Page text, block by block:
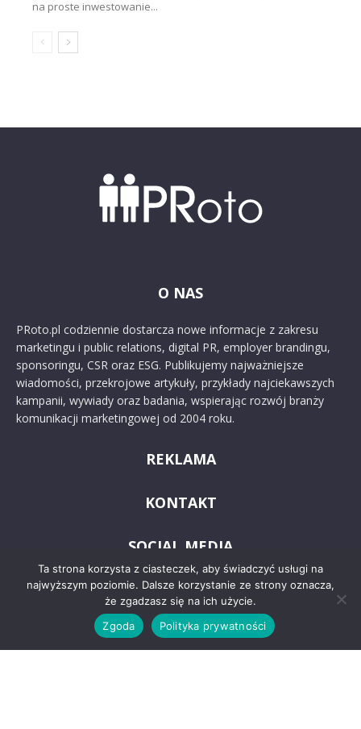
na proste inwestowanie...
O NAS
PRoto.pl codziennie dostarcza nowe informacje z zakresu
marketingu i public relations, digital PR, employer brandingu,
sponsoringu, CSR oraz ESG. Publikujemy najważniejsze
wiadomości, przekrojowe artykuły, przykłady najciekawszych
kampanii, wywiady oraz badania, wspierając rozwój branży
komunikacji marketingowej od 2004 roku.
REKLAMA
KONTAKT
SOCIAL MEDIA
Ta strona korzysta z ciasteczek, aby świadczyć usługi na
najwyższym poziomie. Dalsze korzystanie ze strony oznacza,
że zgadzasz się na ich użycie.
Zgoda
Polityka prywatności